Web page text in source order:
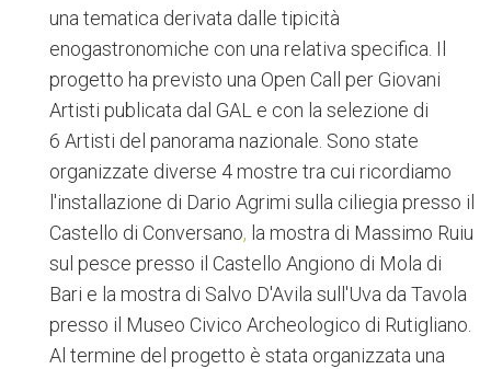
una tematica derivata dalle tipicità
enogastronomiche con una relativa specifica. Il
progetto ha previsto una Open Call per Giovani
Artisti publicata dal GAL e con la selezione di
6 Artisti del panorama nazionale. Sono state
organizzate diverse 4 mostre tra cui ricordiamo
l'installazione di Dario Agrimi sulla ciliegia presso il
Castello di Conversano, la mostra di Massimo Ruiu
sul pesce presso il Castello Angiono di Mola di
Bari e la mostra di Salvo D'Avila sull'Uva da Tavola
presso il Museo Civico Archeologico di Rutigliano.
Al termine del progetto è stata organizzata una